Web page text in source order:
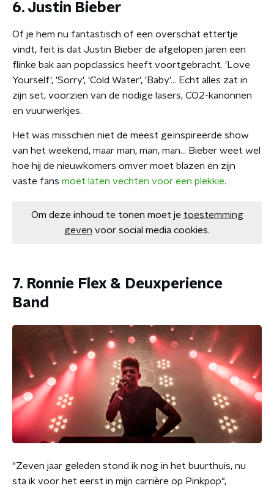
6. Justin Bieber
Of je hem nu fantastisch of een overschat ettertje
vindt, feit is dat Justin Bieber de afgelopen jaren een
flinke bak aan popclassics heeft voortgebracht. 'Love
Yourself', 'Sorry', 'Cold Water', 'Baby'... Echt alles zat in
zijn set, voorzien van de nodige lasers, CO2-kanonnen
en vuurwerkjes.
Het was misschien niet de meest geïnspireerde show
van het weekend, maar man, man, man... Bieber weet wel
hoe hij de nieuwkomers omver moet blazen en zijn
vaste fans moet laten vechten voor een plekkie.
Om deze inhoud te tonen moet je toestemming
geven voor social media cookies.
7. Ronnie Flex & Deuxperience
Band
"Zeven jaar geleden stond ik nog in het buurthuis, nu
sta ik voor het eerst in mijn carrière op Pinkpop",